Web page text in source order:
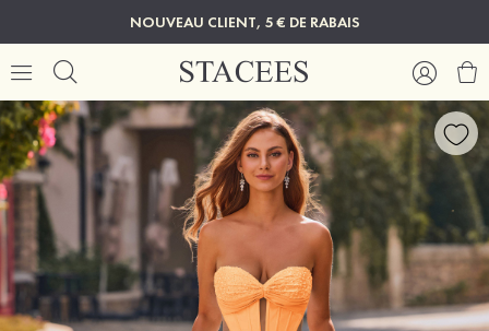
NOUVEAU CLIENT, 5 € DE RABAIS